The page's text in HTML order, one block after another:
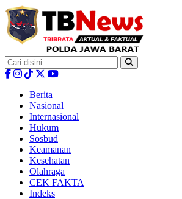
Berita
Nasional
Internasional
Hukum
Sosbud
Keamanan
Kesehatan
Olahraga
CEK FAKTA
Indeks